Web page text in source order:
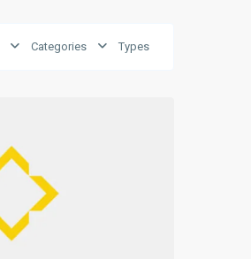
Types
Categories